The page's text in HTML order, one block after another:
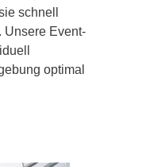
schnell
Unsere Event-
optimal